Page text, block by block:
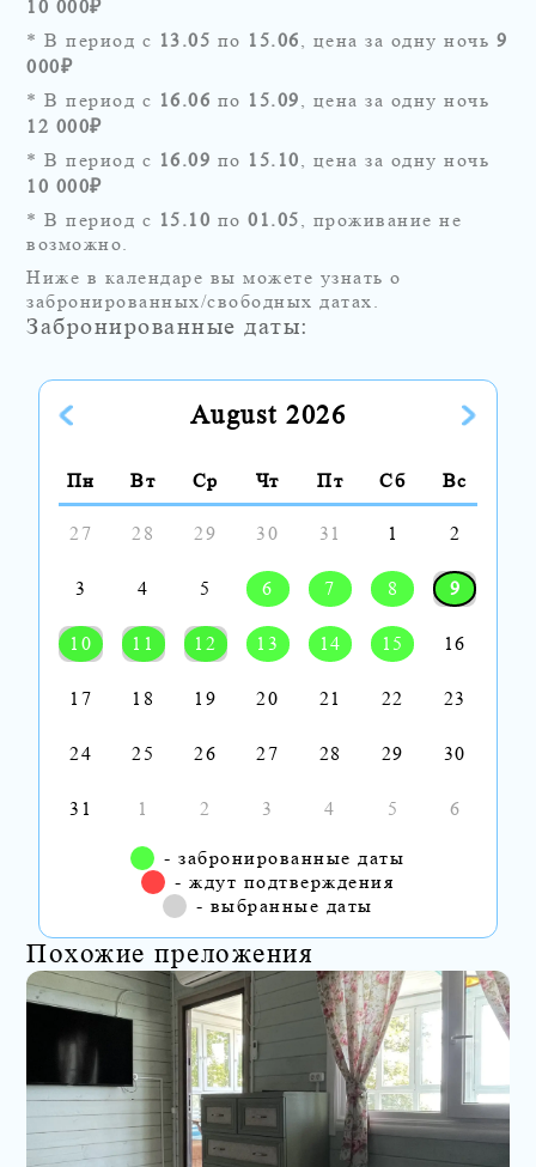
10 000₽
* В период с 13.05 по 15.06, цена за одну ночь 9
000₽
* В период с 16.06 по 15.09, цена за одну ночь
12 000₽
* В период с 16.09 по 15.10, цена за одну ночь
10 000₽
* В период с 15.10 по01.05, проживание не
возможно.
Ниже в календаре вы можете узнать о
забронированных/свободных датах.
Забронированные даты:
August 2026
Пн Вт Ср Чт Пт Сб Вс
27 28 29 30 31 1 2
3 4 5 6 7 8 9
10 11 12 13 14 15 16
17 18 19 20 21 22 23
24 25 26 27 28 29 30
31 1 2 3 4 5 6
- забронированные даты
- ждут подтверждения
- выбранные даты
Похожие преложения